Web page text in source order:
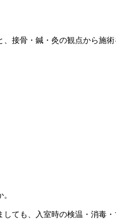
接骨・鍼・灸の観点から施術
ても、入室時の検温・消毒